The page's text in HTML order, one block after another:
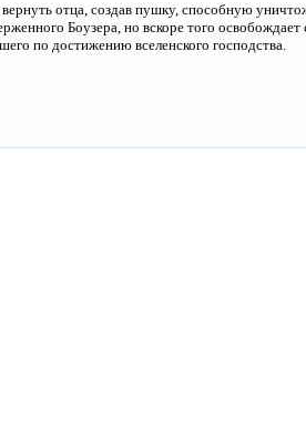
отца, создав пушку, способную
Боузера, но вскоре того
по достижению вселенского господства.